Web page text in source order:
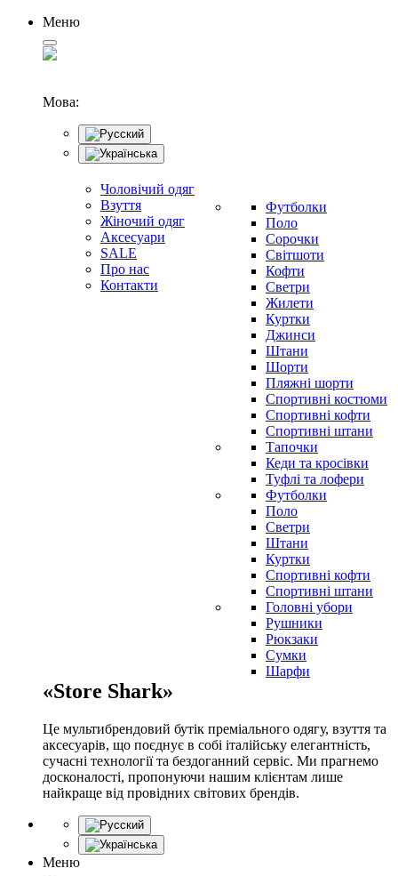
Меню
Мова:
Чоловічий одяг
Взуття
Жіночий одяг
Аксесуари
SALE
Про нас
Контакти
Футболки
Поло
Сорочки
Світшоти
Кофти
Светри
Жилети
Куртки
Джинси
Штани
Шорти
Пляжні шорти
Спортивні костюми
Спортивні кофти
Спортивні штани
Тапочки
Кеди та кросівки
Туфлі та лофери
Футболки
Поло
Светри
Штани
Куртки
Cпортивні кофти
Спортивні штани
Головні убори
Рушники
Рюкзаки
Сумки
Шарфи
«Store Shark»
Це мультибрендовий бутік преміального одягу, взуття та
аксесуарів, що поєднує в собі італійську елегантність,
сучасні технології та бездоганний сервіс. Ми прагнемо
досконалості, пропонуючи нашим клієнтам лише
найкраще від провідних світових брендів.
Меню